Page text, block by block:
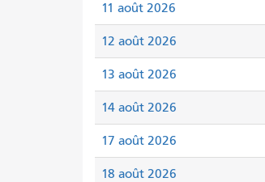
11 août 2026
12 août 2026
13 août 2026
14 août 2026
17 août 2026
18 août 2026